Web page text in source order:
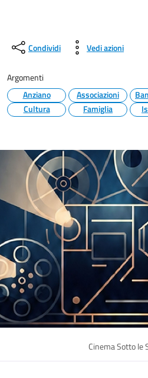
Condividi Vedi azioni
Argomenti
Anziano
Associazioni
Cultura
Famiglia
Cinema Sotto le